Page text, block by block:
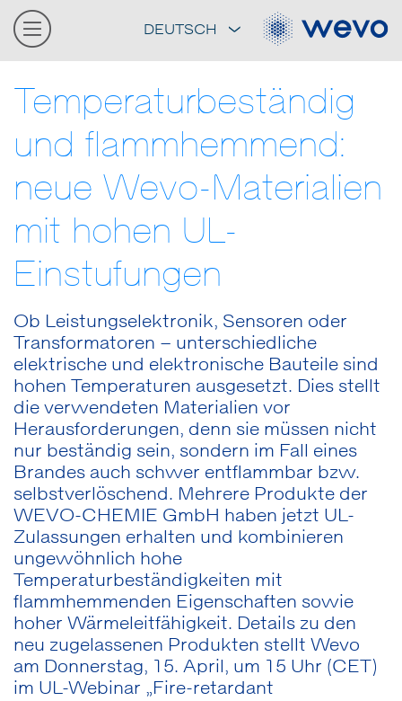
DEUTSCH
Temperaturbeständig
und flammhemmend:
neue Wevo-Materialien
mit hohen UL-
Einstufungen
Ob Leistungselektronik, Sensoren oder
Transformatoren – unterschiedliche
elektrische und elektronische Bauteile sind
hohen Temperaturen ausgesetzt. Dies stellt
die verwendeten Materialien vor
Herausforderungen, denn sie müssen nicht
nur beständig sein, sondern im Fall eines
Brandes auch schwer entflammbar bzw.
selbstverlöschend. Mehrere Produkte der
WEVO-CHEMIE GmbH haben jetzt UL-
Zulassungen erhalten und kombinieren
ungewöhnlich hohe
Temperaturbeständigkeiten mit
flammhemmenden Eigenschaften sowie
hoher Wärmeleitfähigkeit. Details zu den
neu zugelassenen Produkten stellt Wevo
am Donnerstag, 15. April, um 15 Uhr (CET)
im UL-Webinar „Fire-retardant